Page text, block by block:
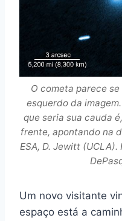
O cometa parece
esquerdo da
que seria sua cauda
frente, apontando na
ESA, D. Jewitt
Um novo visitante
espaço está a